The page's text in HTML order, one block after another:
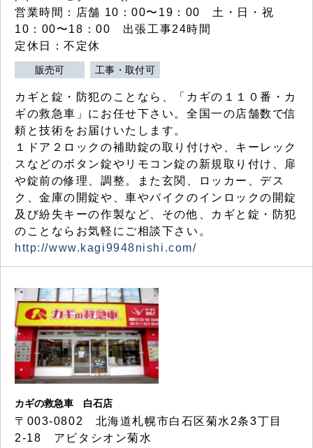
営業時間：店舗 10：00〜19：00 土・日・祝
10：00〜18：00 出張工事24時間
定休日：不定休
販売可 工事・取付可
カギと錠・防犯のことなら、「カギの１１０番・カ
ギの救急車」にお任せ下さい。全国一の店舗数で信
頼と技術をお届けいたします。
１ドア２ロックの補助錠の取り付けや、キーレック
スなどのボタン錠やリモコン錠の新規取り付け、扉
や錠前の修理、調整。また玄関、ロッカー、デス
ク、金庫の開錠や、車やバイクのインロックの開錠
及び紛失キーの作製など、その他、カギと錠・防犯
のことならお気軽にご相談下さい。
http://www.kagi9948nishi.com/
カギの救急車 白石店
〒003-0802 北海道札幌市白石区菊水2条3丁目
2-18 アビタシオン菊水